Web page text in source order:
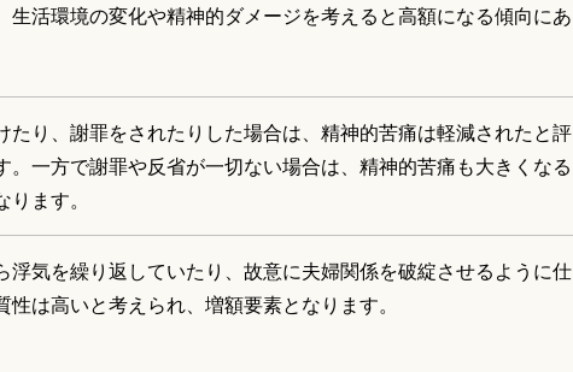
活環境の変化や精神的ダメージを考えると高額になる傾向にあ
り、謝罪をされたりした場合は、精神的苦痛は軽減されたと評
一方で謝罪や反省が一切ない場合は、精神的苦痛も大きくなる
ます。
気を繰り返していたり、故意に夫婦関係を破綻させるように仕
は高いと考えられ、増額要素となります。